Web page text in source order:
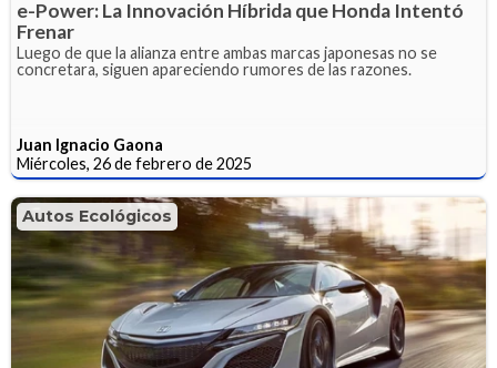
e-Power: La Innovación Híbrida que Honda Intentó
Frenar
Luego de que la alianza entre ambas marcas japonesas no se
concretara, siguen apareciendo rumores de las razones.
Juan Ignacio Gaona
Miércoles, 26 de febrero de 2025
Autos Ecológicos